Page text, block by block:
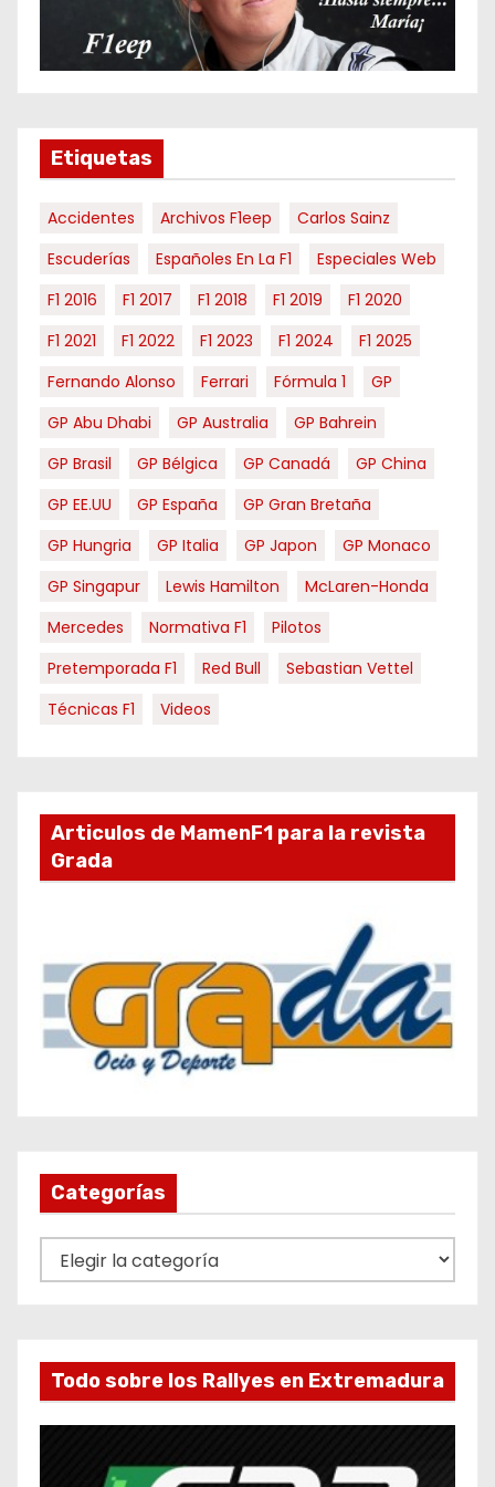
s
Etiquetas
Accidentes Archivos F1eep
Carlos Sainz
Escuderías
Españoles En La F1
Especiales Web
F1 2016
F1 2017 F1 2018 F1 2019
F1 2020
F1 2021
F1 2022 F1 2023 F1 2024
F1 2025
Fernando Alonso
Ferrari Fórmula 1
GP
GP Abu Dhabi
GP Australia
GP Bahrein
GP Brasil
GP Bélgica GP Canadá
GP China
GP EE.UU
GP España
GP Gran Bretaña
GP Hungria
GP Italia GP Japon
GP Monaco
GP Singapur
Lewis Hamilton
McLaren-Honda
Mercedes
Normativa F1
Pilotos
Pretemporada F1
Red Bull
Sebastian Vettel
Técnicas F1
Videos
Articulos de MamenF1 para la revista
Grada
Categorías
a
o
Todo sobre los Rallyes en Extremadura